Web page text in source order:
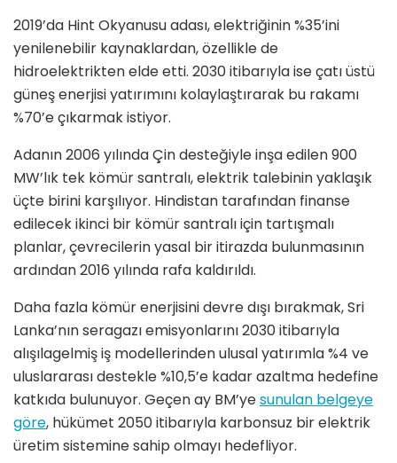
2019’da Hint Okyanusu adası, elektriğinin %35’ini
yenilenebilir kaynaklardan, özellikle de
hidroelektrikten elde etti. 2030 itibarıyla ise çatı üstü
güneş enerjisi yatırımını kolaylaştırarak bu rakamı
%70’e çıkarmak istiyor.
Adanın 2006 yılında Çin desteğiyle inşa edilen 900
MW’lık tek kömür santralı, elektrik talebinin yaklaşık
üçte birini karşılıyor. Hindistan tarafından finanse
edilecek ikinci bir kömür santralı için tartışmalı
planlar, çevrecilerin yasal bir itirazda bulunmasının
ardından 2016 yılında rafa kaldırıldı.
Daha fazla kömür enerjisini devre dışı bırakmak, Sri
Lanka’nın seragazı emisyonlarını 2030 itibarıyla
alışılagelmiş iş modellerinden ulusal yatırımla %4 ve
uluslararası destekle %10,5’e kadar azaltma hedefine
katkıda bulunuyor. Geçen ay BM’yesunulan belgeye
göre, hükümet 2050 itibarıyla karbonsuz bir elektrik
üretim sistemine sahip olmayı hedefliyor.